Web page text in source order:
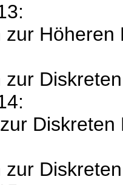
zur Höheren
zur
Diskreten
zur